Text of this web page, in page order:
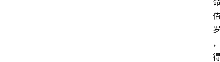
命
值
岁
，
得